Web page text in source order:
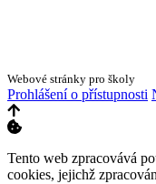
Webové stránky pro školy
Prohlášení o přístupnosti
Tento web zpracovává
cookies, jejichž